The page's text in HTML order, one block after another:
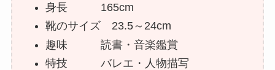
身長 165cm
靴のサイズ 23.5～24cm
趣味 読書・音楽鑑賞
特技 バレエ・人物描写